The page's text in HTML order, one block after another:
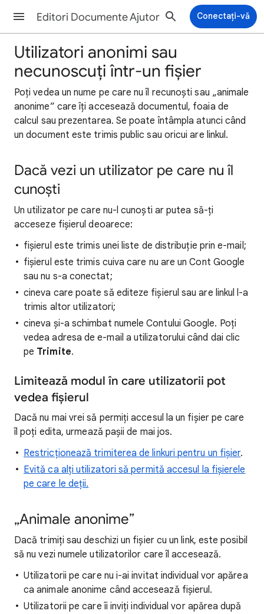
Editori Documente Ajutor Conectați-vă
Utilizatori anonimi sau
necunoscuți într-un fișier
Poți vedea un nume pe care nu îl recunoști sau „animale
anonime” care îți accesează documentul, foaia de
calcul sau prezentarea. Se poate întâmpla atunci când
un document este trimis public sau oricui are linkul.
Dacă vezi un utilizator pe care nu îl
cunoști
Un utilizator pe care nu-l cunoști ar putea să-ți
acceseze fișierul deoarece:
fișierul este trimis unei liste de distribuție prin e-mail;
fișierul este trimis cuiva care nu are un Cont Google
sau nu s-a conectat;
cineva care poate să editeze fișierul sau are linkul l-a
trimis altor utilizatori;
cineva și-a schimbat numele Contului Google. Poți
vedea adresa de e-mail a utilizatorului când dai clic
pe Trimite.
Limitează modul în care utilizatorii pot
vedea fișierul
Dacă nu mai vrei să permiți accesul la un fișier pe care
îl poți edita, urmează pașii de mai jos.
Restricționează trimiterea de linkuri pentru un fișier.
Evită ca alți utilizatori să permită accesul la fișierele
pe care le deții.
„Animale anonime”
Dacă trimiți sau deschizi un fișier cu un link, este posibil
să nu vezi numele utilizatorilor care îl accesează.
Utilizatorii pe care nu i-ai invitat individual vor apărea
ca animale anonime când accesează fișierul.
Utilizatorii pe care îi inviți individual vor apărea după